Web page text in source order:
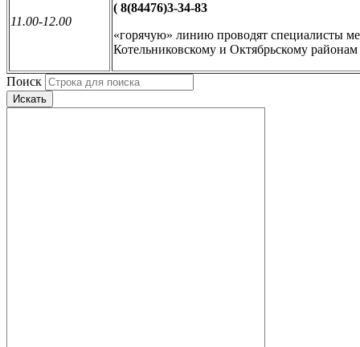
11.00-12.00
( 8(84476)3-34-83
«горячую» линию проводят специалисты
Котельниковскому и Октябрьскому районам
Поиск
Искать